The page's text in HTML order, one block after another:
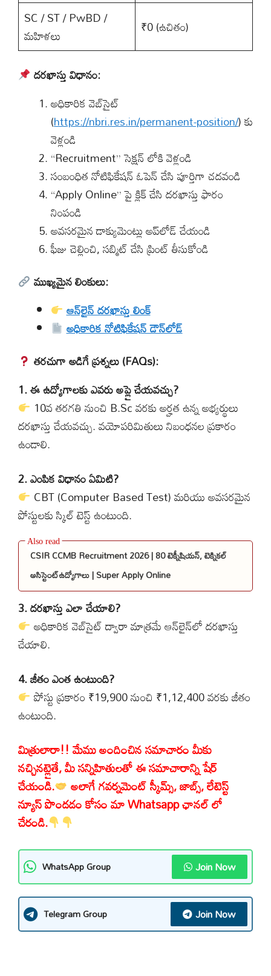
SC / ST / PwBD /
మహిళలు
₹0 (ఉచితం)
దరఖాస్తు విధానం:
అధికారిక వెబ్‌సైట్
(https://nbri.res.in/permanent-position/) కు
వెళ్లండి
“Recruitment” సెక్షన్ లోకి వెళ్లండి
సంబంధిత నోటిఫికేషన్ ఓపెన్ చేసి పూర్తిగా చదవండి
“Apply Online” పై క్లిక్ చేసి దరఖాస్తు ఫారం
నింపండి
అవసరమైన డాక్యుమెంట్లు అప్‌లోడ్ చేయండి
ఫీజు చెల్లించి, సబ్మిట్ చేసి ప్రింట్ తీసుకోండి
ముఖ్యమైన లింకులు:
ఆన్‌లైన్ దరఖాస్తు లింక్
అధికారిక నోటిఫికేషన్ డౌన్‌లోడ్
తరచుగా అడిగే ప్రశ్నలు (FAQs):
1. ఈ ఉద్యోగాలకు ఎవరు అప్లై చేయవచ్చు?
10వ తరగతి నుంచి B.Sc వరకు అర్హత ఉన్న అభ్యర్థులు
దరఖాస్తు చేయవచ్చు. వయోపరిమితులు నిబంధనల ప్రకారం
ఉండాలి.
2. ఎంపిక విధానం ఏమిటి?
CBT (Computer Based Test) మరియు అవసరమైన
పోస్టులకు స్కిల్ టెస్ట్ ఉంటుంది.
CSIR CCMB Recruitment 2026 | 80 టెక్నీషియన్, టెక్నికల్
అసిస్టెంట్ఉద్యోగాలు | Super Apply Online
3. దరఖాస్తు ఎలా చేయాలి?
అధికారిక వెబ్‌సైట్‌ ద్వారా మాత్రమే ఆన్‌లైన్‌లో దరఖాస్తు
చేయాలి.
4. జీతం ఎంత ఉంటుంది?
పోస్టు ప్రకారం ₹19,900 నుంచి ₹1,12,400 వరకు జీతం
ఉంటుంది.
మిత్రులారా!! మేము అందించిన సమాచారం మీకు
నచ్చినట్లైతే, మీ సన్నిహితులతో ఈ సమాచారాన్ని షేర్
చేయండి.
అలాగే గవర్నమెంట్ స్కీమ్స్, జాబ్స్, లేటెస్ట్
న్యూస్ పొందడం కోసం మా Whatsapp ఛానల్ లో
చేరండి.
WhatsApp Group Join Now
Telegram Group Join Now